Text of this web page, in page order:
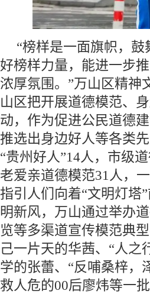
“榜样是一面旗帜，
好榜样力量，能进一步
浓厚氛围。”万山区精神
山区把开展道德模范、
动，作为促进公民道德
推选出身边好人等各类
“贵州好人”14人，市级
老爱亲道德模范31人，
指引人们向着“文明灯塔
明新风，万山通过举办
览等多渠道宣传模范典
己一片天的华茜、“人之
学的张蕾、“反哺桑梓，
救人危的00后廖炜等一